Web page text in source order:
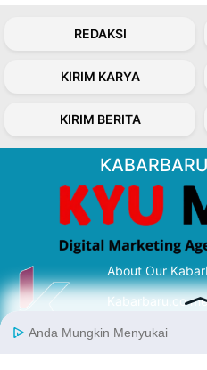
REDAKSI
KIRIM KARYA
KIRIM BERITA
About Our
Kabarbaru.co
serta